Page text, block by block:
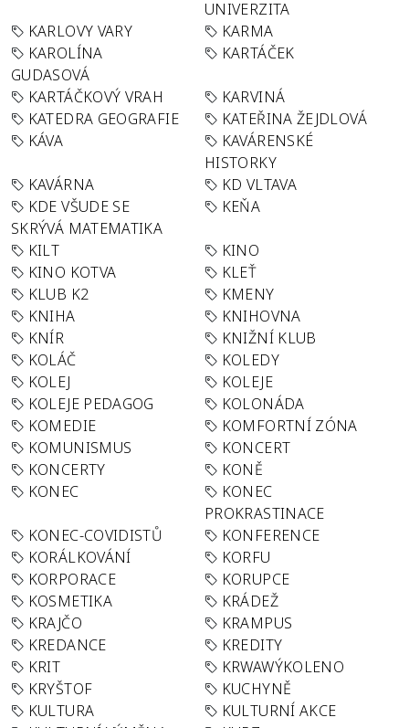
UNIVERZITA
KARLOVY VARY
KARMA
KAROLÍNA
GUDASOVÁ
KARTÁČEK
KARTÁČKOVÝ VRAH
KARVINÁ
KATEDRA GEOGRAFIE
KATEŘINA ŽEJDLOVÁ
KÁVA
KAVÁRENSKÉ
HISTORKY
KAVÁRNA
KD VLTAVA
KDE VŠUDE SE
SKRÝVÁ MATEMATIKA
KEŇA
KILT
KINO
KINO KOTVA
KLEŤ
KLUB K2
KMENY
KNIHA
KNIHOVNA
KNÍR
KNIŽNÍ KLUB
KOLÁČ
KOLEDY
KOLEJ
KOLEJE
KOLEJE PEDAGOG
KOLONÁDA
KOMEDIE
KOMFORTNÍ ZÓNA
KOMUNISMUS
KONCERT
KONCERTY
KONĚ
KONEC
KONEC
PROKRASTINACE
KONEC-COVIDISTŮ
KONFERENCE
KORÁLKOVÁNÍ
KORFU
KORPORACE
KORUPCE
KOSMETIKA
KRÁDEŽ
KRAJČO
KRAMPUS
KREDANCE
KREDITY
KRIT
KRWAWÝKOLENO
KRYŠTOF
KUCHYNĚ
KULTURA
KULTURNÍ AKCE